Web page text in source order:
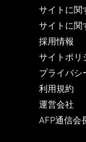
サイトに関
サイトに関
採用情報
サイトポリ
プライバシ
利用規約
運営会社
AFP通信会